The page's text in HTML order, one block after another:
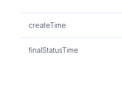
createTime
finalStatusTime